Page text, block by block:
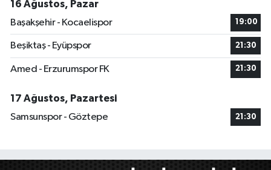
16 Ağustos, Pazar
Başakşehir - Kocaelispor
19:00
Beşiktaş - Eyüpspor 21:30
Amed - Erzurumspor FK 21:30
17 Ağustos, Pazartesi
Samsunspor - Göztepe
21:30